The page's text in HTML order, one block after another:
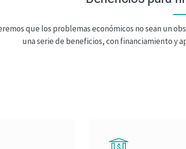
que los problemas económicos no sean un
una serie de beneficios, con financiamiento y